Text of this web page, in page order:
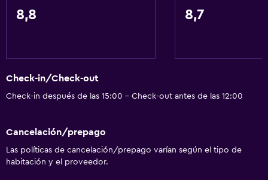
Calefacción
Aire acondicionado
Accesibilidad y adecuación
8,8 8,7
Check-in/Check-out
Check-in después de las 15:00 - Check-out antes de las 12:00
Cancelación/prepago
Las políticas de cancelación/prepago varían según el tipo de
habitación y el proveedor.